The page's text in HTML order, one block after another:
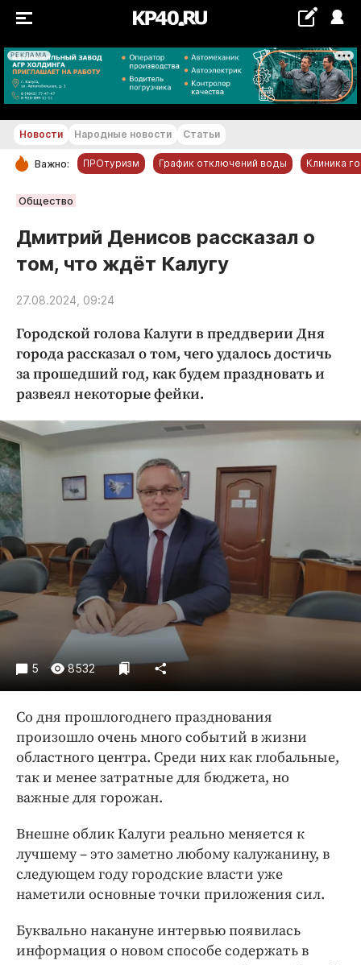
РЕКЛАМА
+19...+20 °С
РУБРИКИ
Обнинск
Новости компаний
Статьи
Народные новости
Авто и транспорт
Благоустройство
Криминал
Культура
Недвижимость и ЖКХ
Образование
Погода
Праздники
Происшествия
Спорт
Экономика и бизнес
ПРОЕКТЫ
Блоги
Издания
Интересное чтиво
Бренд года
Работодатель года
Новости Народные новости Статьи
Важно: ПРОтуризм График отключений воды Клиника
Общество
Дмитрий Денисов рассказал о
том, что ждёт Калугу
27.08.2024, 09:24
Городской голова Калуги в преддверии Дня
города рассказал о том, чего удалось достичь
за прошедший год, как будем праздновать и
развеял некоторые фейки.
5 8532
Со дня прошлогоднего празднования
произошло очень много событий в жизни
областного центра. Среди них как глобальные,
так и менее затратные для бюджета, но
важные для горожан.
Внешне облик Калуги реально меняется к
лучшему – это заметно любому калужанину, в
следующем году городские власти уже
наметили основные точки приложения сил.
Буквально накануне интервью появилась
информация о новом способе содержать в